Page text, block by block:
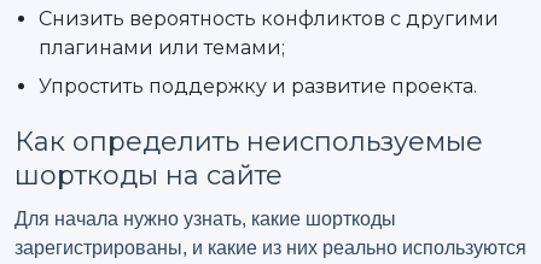
Снизить вероятность конфликтов с другими
плагинами или темами;
Упростить поддержку и развитие проекта.
Как определить неиспользуемые
шорткоды на сайте
Для начала нужно узнать, какие шорткоды
зарегистрированы, и какие из них реально используются